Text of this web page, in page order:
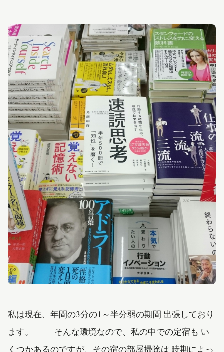
私は現在、年間の3分の1～半分弱の期間 出張しており
ます。 そんな環境なので、私の中での定宿も い
くつかあるのですが、その宿の部屋掃除は 時期によっ